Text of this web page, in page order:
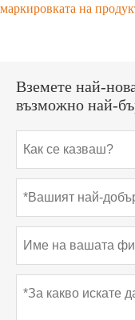
маркировката на
Вземете най-
възможно най-